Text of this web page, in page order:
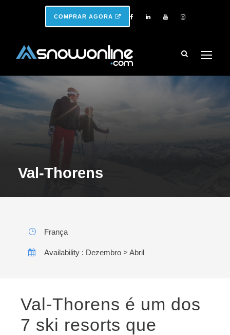
COMPRAR AGORA
Val-Thorens
França
Availability : Dezembro > Abril
Val-Thorens é um dos
7 ski resorts que